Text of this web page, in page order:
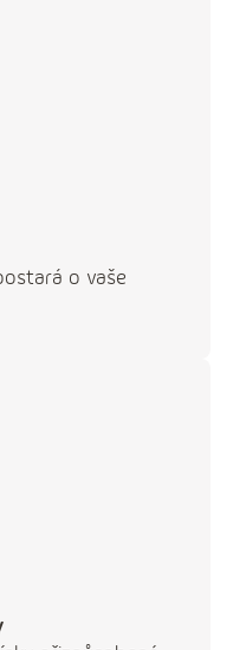
o vaše